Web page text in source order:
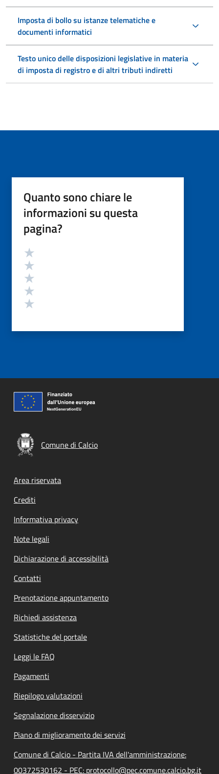
Imposta di bollo su istanze telematiche e
documenti informatici
Testo unico delle disposizioni legislative in materia
di imposta di registro e di altri tributi indiretti
Quanto sono chiare le
informazioni su questa
pagina?
Valutazione
Comune di Calcio
Footer menu
Area riservata
Crediti
Informativa privacy
Note legali
Dichiarazione di accessibilità
Contatti
Prenotazione appuntamento
Richiedi assistenza
Statistiche del portale
Leggi le FAQ
Pagamenti
Riepilogo valutazioni
Segnalazione disservizio
Piano di miglioramento dei servizi
Comune di Calcio - Partita IVA dell'amministrazione:
00372530162 - PEC: protocollo@pec.comune.calcio.bg.it